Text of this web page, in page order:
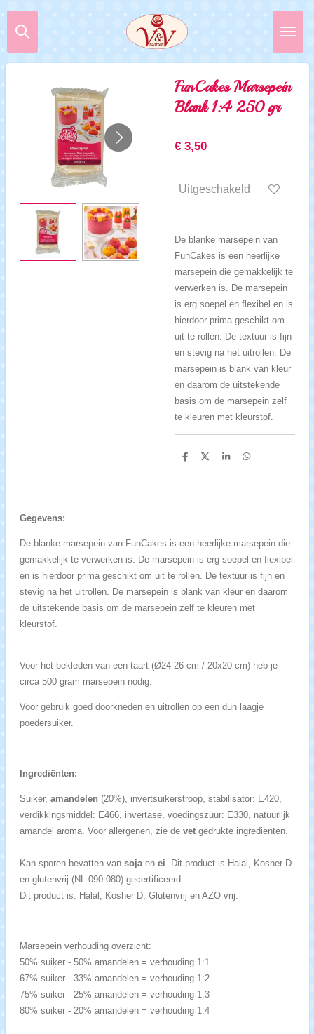
Ga
direct
de
FunCakes Marsepein
Blank 1:4 250 gr
€ 3,50
Uitgeschakeld
De blanke marsepein van
FunCakes is een heerlijke
marsepein die gemakkelijk te
verwerken is. De marsepein
is erg soepel en flexibel en is
hierdoor prima geschikt om
uit te rollen. De textuur is fijn
en stevig na het uitrollen. De
marsepein is blank van kleur
en daarom de uitstekende
basis om de marsepein zelf
te kleuren met kleurstof.
D
D
S
D
Gegevens:
De blanke marsepein van FunCakes is een heerlijke marsepein die
gemakkelijk te verwerken is. De marsepein is erg soepel en flexibel
en is hierdoor prima geschikt om uit te rollen. De textuur is fijn en
stevig na het uitrollen. De marsepein is blank van kleur en daarom
de uitstekende basis om de marsepein zelf te kleuren met
kleurstof.
Voor het bekleden van een taart (Ø24-26 cm / 20x20 cm) heb je
circa 500 gram marsepein nodig.
Voor gebruik goed doorkneden en uitrollen op een dun laagje
poedersuiker.
Ingrediënten:
Suiker, amandelen (20%), invertsuikerstroop, stabilisator: E420,
verdikkingsmiddel: E466, invertase, voedingszuur: E330, natuurlijk
amandel aroma. Voor allergenen, zie de vetgedrukte ingrediënten.
Kan sporen bevatten van sojaen ei. Dit product is Halal, Kosher D
en glutenvrij (NL-090-080) gecertificeerd.
Dit product is: Halal, Kosher D, Glutenvrij en AZO vrij.
Marsepein verhouding overzicht:
50% suiker - 50% amandelen = verhouding 1:1
67% suiker - 33% amandelen = verhouding 1:2
75% suiker - 25% amandelen = verhouding 1:3
80% suiker - 20% amandelen = verhouding 1:4